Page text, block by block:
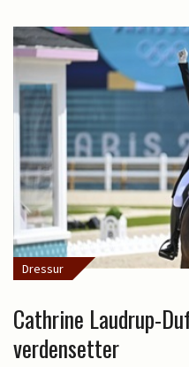
Dressur
Cathrine Laudrup-
verdensetter